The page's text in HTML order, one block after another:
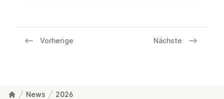
Vorherige Nächste
News 2026